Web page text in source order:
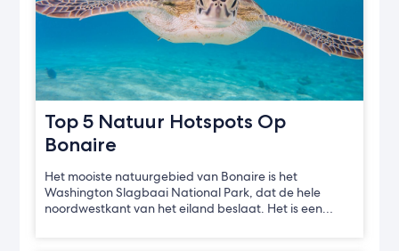
Top 5 Natuur Hotspots Op
Bonaire
Het mooiste natuurgebied van Bonaire is het
Washington Slagbaai National Park, dat de hele
noordwestkant van het eiland beslaat. Het is een…